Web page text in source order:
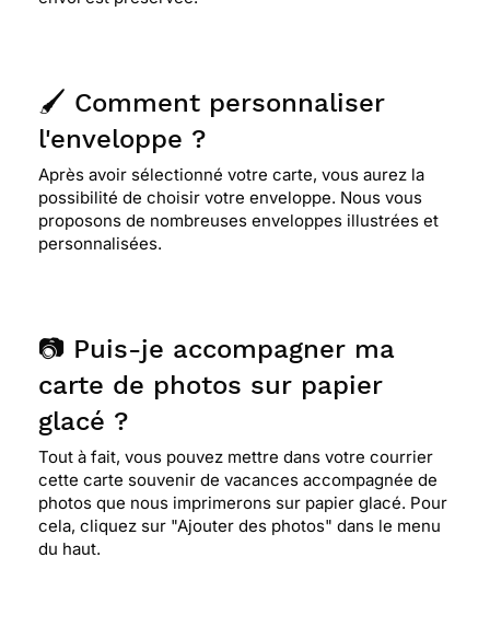
🖌️ Comment personnaliser
l'enveloppe ?
Après avoir sélectionné votre carte, vous aurez la
possibilité de choisir votre enveloppe. Nous vous
proposons de nombreuses enveloppes illustrées et
personnalisées.
📷 Puis-je accompagner ma
carte de photos sur papier
glacé ?
Tout à fait, vous pouvez mettre dans votre courrier
cette carte souvenir de vacances accompagnée de
photos que nous imprimerons sur papier glacé. Pour
cela, cliquez sur "Ajouter des photos" dans le menu
du haut.